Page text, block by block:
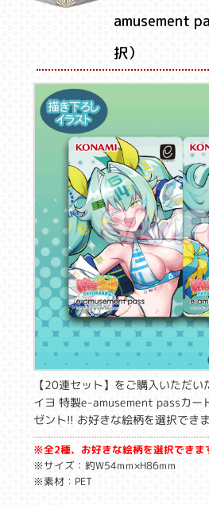
amusement
択）
【20連セット】をご購入いただ
イヨ 特製e-amusement passカー
ゼント!! お好きな絵柄を選択でき
※全2種、お好きな絵柄を選択できま
※サイズ：約W54mm×H86mm
※素材：PET